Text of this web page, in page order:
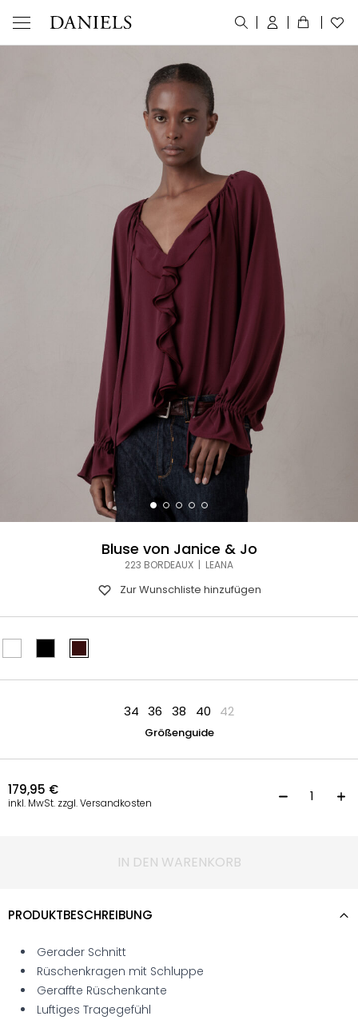
Bluse von Janice & Jo
223 BORDEAUX | LEANA
Zur Wunschliste hinzufügen
34 36 38 40 42
Größenguide
179,95 €
inkl. MwSt. zzgl. Versandkosten
IN DEN WARENKORB
PRODUKTBESCHREIBUNG
Gerader Schnitt
Rüschenkragen mit Schluppe
Geraffte Rüschenkante
Luftiges Tragegefühl